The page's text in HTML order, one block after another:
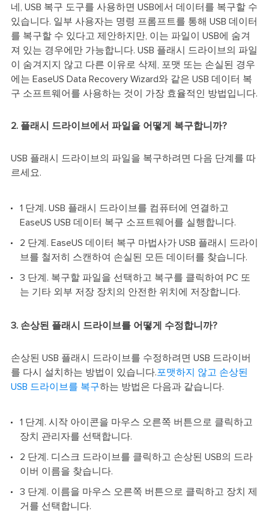
네, USB 복구 도구를 사용하면 USB에서 데이터를 복구할 수
있습니다. 일부 사용자는 명령 프롬프트를 통해 USB 데이터
를 복구할 수 있다고 제안하지만, 이는 파일이 USB에 숨겨
져 있는 경우에만 가능합니다. USB 플래시 드라이브의 파일
이 숨겨지지 않고 다른 이유로 삭제, 포맷 또는 손실된 경우
에는 EaseUS Data Recovery Wizard와 같은 USB 데이터 복
구 소프트웨어를 사용하는 것이 가장 효율적인 방법입니다.
2. 플래시 드라이브에서 파일을 어떻게 복구합니까?
USB 플래시 드라이브의 파일을 복구하려면 다음 단계를 따
르세요.
1 단계. USB 플래시 드라이브를 컴퓨터에 연결하고
EaseUS USB 데이터 복구 소프트웨어를 실행합니다.
2 단계. EaseUS 데이터 복구 마법사가 USB 플래시 드라이
브를 철저히 스캔하여 손실된 모든 데이터를 찾습니다.
3 단계. 복구할 파일을 선택하고 복구를 클릭하여 PC 또
는 기타 외부 저장 장치의 안전한 위치에 저장합니다.
3. 손상된 플래시 드라이브를 어떻게 수정합니까?
손상된 USB 플래시 드라이브를 수정하려면 USB 드라이버
를 다시 설치하는 방법이 있습니다.포맷하지 않고 손상된
USB 드라이브를 복구하는 방법은 다음과 같습니다.
1 단계. 시작 아이콘을 마우스 오른쪽 버튼으로 클릭하고
장치 관리자를 선택합니다.
2 단계. 디스크 드라이브를 클릭하고 손상된 USB의 드라
이버 이름을 찾습니다.
3 단계. 이름을 마우스 오른쪽 버튼으로 클릭하고 장치 제
거를 선택합니다.